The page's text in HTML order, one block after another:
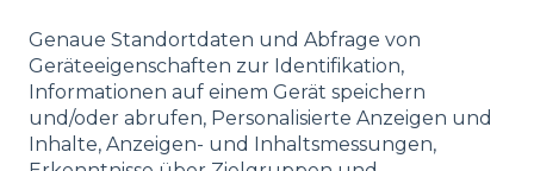
Genaue Standortdaten und Abfrage von
Geräteeigenschaften zur Identifikation,
Informationen auf einem Gerät speichern
und/oder abrufen, Personalisierte Anzeigen und
Inhalte, Anzeigen- und Inhaltsmessungen,